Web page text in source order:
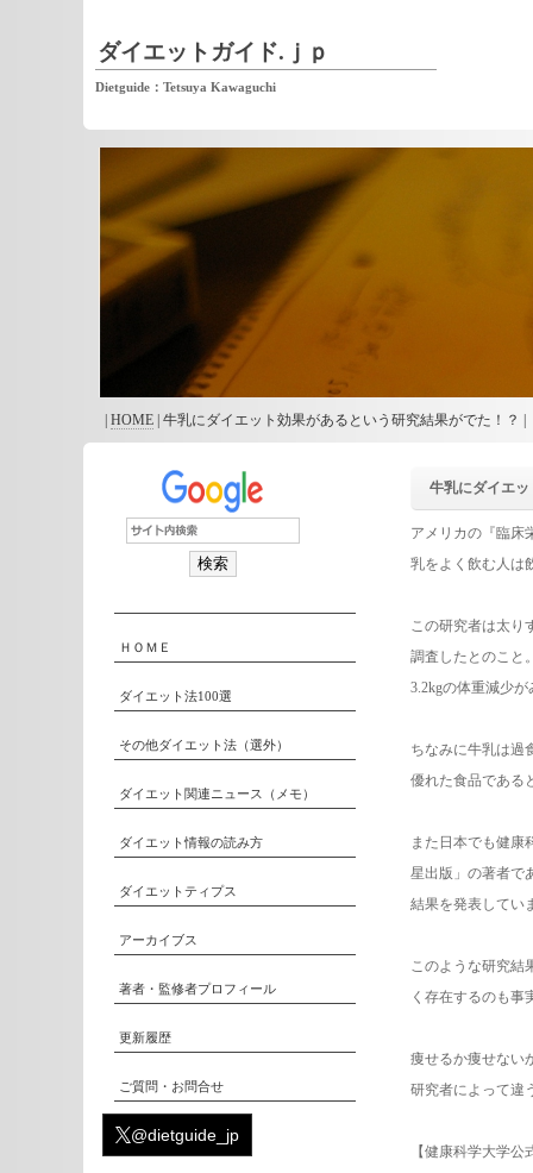
ダイエットガイド.ｊｐ
Dietguide：Tetsuya Kawaguchi
HOME| 牛乳にダイエット効果があるという研究結果がでた！？ |
牛乳にダイエ
アメリカの『臨床
乳をよく飲む人は
この研究者は太り
調査したとのこと
3.2kgの体重減少
ちなみに牛乳は過
優れた食品である
また日本でも健康
星出版」の著者で
結果を発表してい
このような研究結
く存在するのも事
痩せるか痩せない
研究者によって違
【健康科学大学公
ＨＯＭＥ
ダイエット法100選
その他ダイエット法（選外）
ダイエット関連ニュース（メモ）
ダイエット情報の読み方
ダイエットティプス
アーカイブス
著者・監修者プロフィール
更新履歴
ご質問・お問合せ
@dietguide_jp